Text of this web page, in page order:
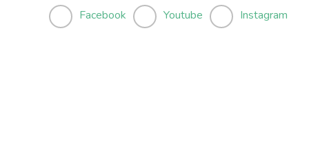
Facebook Youtube Instagram